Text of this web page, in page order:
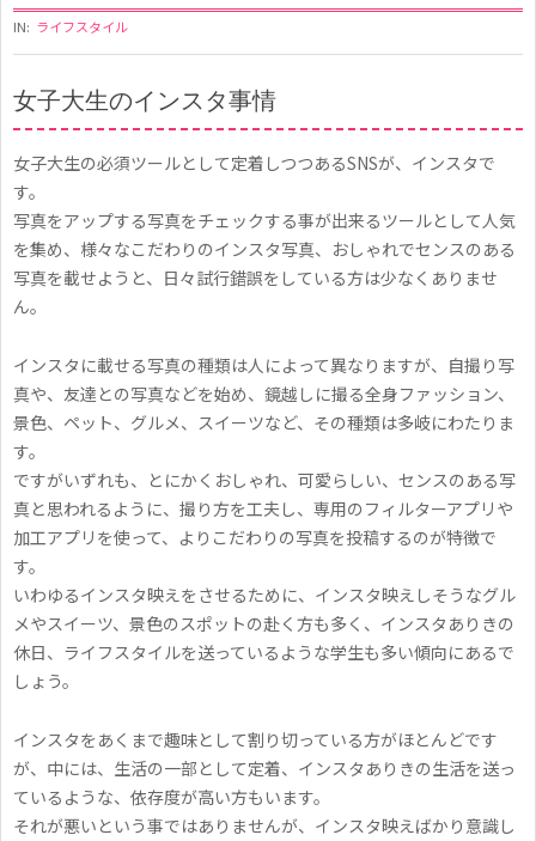
IN: ライフスタイル
イ
ン
ス
タ
グ
ラ
ム
で
思
い
出
を
い
っ
ぱ
残
そ
う
女子大生のインスタ事情
女子大生の必須ツールとして定着しつつあるSNSが、インスタで
す。
写真をアップする写真をチェックする事が出来るツールとして人気
を集め、様々なこだわりのインスタ写真、おしゃれでセンスのある
写真を載せようと、日々試行錯誤をしている方は少なくありませ
ん。
インスタに載せる写真の種類は人によって異なりますが、自撮り写
真や、友達との写真などを始め、鏡越しに撮る全身ファッション、
景色、ペット、グルメ、スイーツなど、その種類は多岐にわたりま
す。
ですがいずれも、とにかくおしゃれ、可愛らしい、センスのある写
真と思われるように、撮り方を工夫し、専用のフィルターアプリや
加工アプリを使って、よりこだわりの写真を投稿するのが特徴で
す。
いわゆるインスタ映えをさせるために、インスタ映えしそうなグル
メやスイーツ、景色のスポットの赴く方も多く、インスタありきの
休日、ライフスタイルを送っているような学生も多い傾向にあるで
しょう。
インスタをあくまで趣味として割り切っている方がほとんどです
が、中には、生活の一部として定着、インスタありきの生活を送っ
ているような、依存度が高い方もいます。
それが悪いという事ではありませんが、インスタ映えばかり意識し